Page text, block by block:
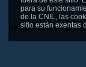
para su
de la CNIL, las
sitio están exentas
BarcosNews.es